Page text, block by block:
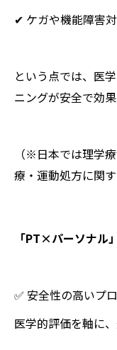
✔ ケガや機能障害
という点では、医
ニングが安全で効果
（※日本では理学
療・運動処方に関
「PT×パーソナル
✅ 安全性の高いプ
医学的評価を軸に